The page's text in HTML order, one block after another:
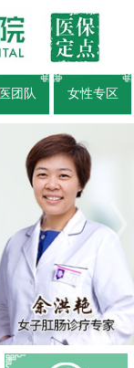
团队 女性专区